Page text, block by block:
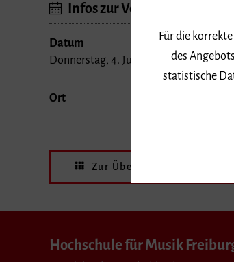
Infos zur Veranstaltung
Datum
Donnerstag, 4. Juli 2019, 20 Uhr
Ort
Zur Übersicht
Hochschule für Musik
Für die
des
statistische